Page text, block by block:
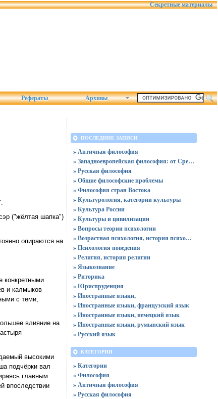
Секретные материалы
Рефераты Архивы
("жёлтая шапка")
опираются на
конкретными
и калмыков
с теми,
влияние на
высокими
подчёрки вал
главным
впоследствии
ПОСЛЕДНИЕ ЗАПИСИ
» Античная философия
» Западноевропейская философия: от Средних веков до нашего времени
» Русская философия
» Общие философские проблемы
» Философия стран Востока
» Культурология, категории культуры
» Культура России
» Культуры и цивилизации
» Вопросы теории психологии
» Возрастная психология, история психологии
» Психология поведения
» Религия, история религии
» Языкознание
» Риторика
» Юриспруденция
» Иностранные языки,
» Иностранные языки, французский язык
» Иностранные языки, немецкий язык
» Иностранные языки, румынский язык
» Русский язык
КАТЕГОРИИ
» Категории
» Философия
» Античная философия
» Русская философия